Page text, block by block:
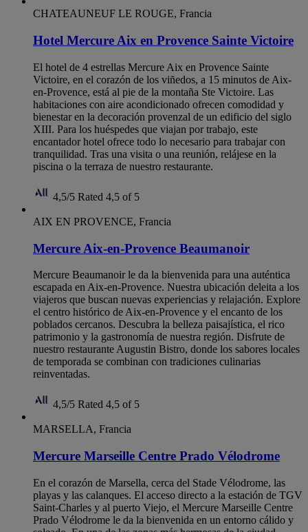
CHATEAUNEUF LE ROUGE, Francia
Hotel Mercure Aix en Provence Sainte Victoire
El hotel de 4 estrellas Mercure Aix en Provence Sainte
Victoire, en el corazón de los viñedos, a 15 minutos de Aix-
en-Provence, está al pie de la montaña Ste Victoire. Las
habitaciones con aire acondicionado ofrecen comodidad y
bienestar en la decoración provenzal de un edificio del siglo
XIII. Para los huéspedes que viajan por trabajo, este
encantador hotel ofrece todo lo necesario para trabajar con
tranquilidad. Tras una visita o una reunión, relájese en la
piscina o la terraza de nuestro restaurante.
4,5/5 Rated 4,5 of 5
AIX EN PROVENCE, Francia
Mercure Aix-en-Provence Beaumanoir
Mercure Beaumanoir le da la bienvenida para una auténtica
escapada en Aix-en-Provence. Nuestra ubicación deleita a los
viajeros que buscan nuevas experiencias y relajación. Explore
el centro histórico de Aix-en-Provence y el encanto de los
poblados cercanos. Descubra la belleza paisajística, el rico
patrimonio y la gastronomía de nuestra región. Disfrute de
nuestro restaurante Augustin Bistro, donde los sabores locales
de temporada se combinan con tradiciones culinarias
reinventadas.
4,5/5 Rated 4,5 of 5
MARSELLA, Francia
Mercure Marseille Centre Prado Vélodrome
En el corazón de Marsella, cerca del Stade Vélodrome, las
playas y las calanques. El acceso directo a la estación de TGV
Saint-Charles y al puerto Viejo, el Mercure Marseille Centre
Prado Vélodrome le da la bienvenida en un entorno cálido y